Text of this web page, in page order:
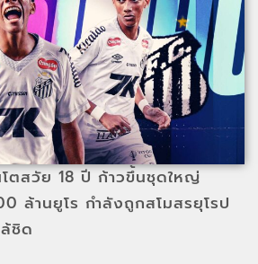
โตสวัย 18 ปี ก้าวขึ้นชุดใหญ่
ล้านยูโร กำลังถูกสโมสรยุโรป
ชิด